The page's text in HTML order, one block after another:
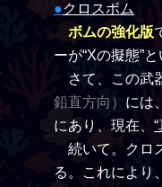
●クロスボム
ボムの強化版
ーが“Xの擬態”
さて、この武
鉛直方向） には、
にあり、現在、
続いて。クロ
る。これにより、